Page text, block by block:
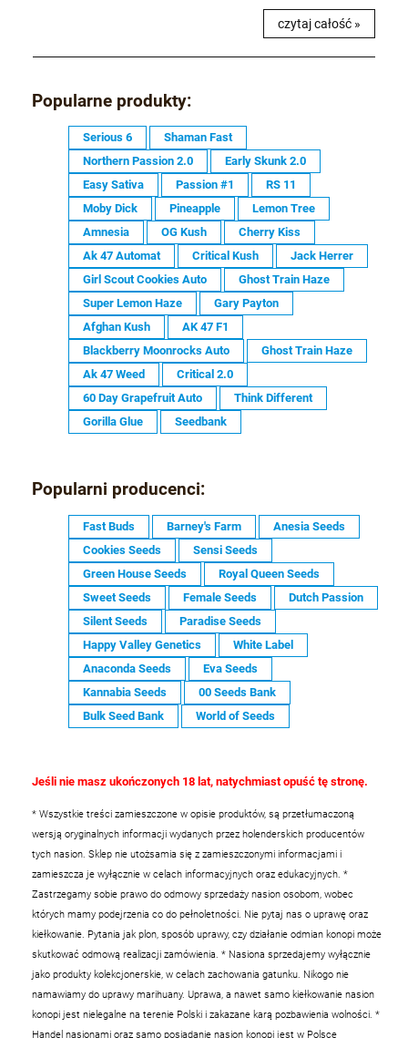
czytaj całość »
Popularne produkty:
Serious 6
Shaman Fast
Northern Passion 2.0
Early Skunk 2.0
Easy Sativa
Passion #1
RS 11
Moby Dick
Pineapple
Lemon Tree
Amnesia
OG Kush
Cherry Kiss
Ak 47 Automat
Critical Kush
Jack Herrer
Girl Scout Cookies Auto
Ghost Train Haze
Super Lemon Haze
Gary Payton
Afghan Kush
AK 47 F1
Blackberry Moonrocks Auto
Ghost Train Haze
Ak 47 Weed
Critical 2.0
60 Day Grapefruit Auto
Think Different
Gorilla Glue
Seedbank
Popularni producenci:
Fast Buds Barney's Farm
Anesia Seeds
Cookies Seeds
Sensi Seeds
Green House Seeds
Royal Queen Seeds
Sweet Seeds
Female Seeds
Dutch Passion
Silent Seeds
Paradise Seeds
Happy Valley Genetics
White Label
Anaconda Seeds
Eva Seeds
Kannabia Seeds
00 Seeds Bank
Bulk Seed Bank
World of Seeds
Jeśli nie masz ukończonych 18 lat, natychmiast opuść tę stronę.
* Wszystkie treści zamieszczone w opisie produktów, są przetłumaczoną
wersją oryginalnych informacji wydanych przez holenderskich producentów
tych nasion. Sklep nie utożsamia się z zamieszczonymi informacjami i
zamieszcza je wyłącznie w celach informacyjnych oraz edukacyjnych. *
Zastrzegamy sobie prawo do odmowy sprzedaży nasion osobom, wobec
których mamy podejrzenia co do pełnoletności. Nie pytaj nas o uprawę oraz
kiełkowanie. Pytania jak plon, sposób uprawy, czy działanie odmian konopi może
skutkować odmową realizacji zamówienia. * Nasiona sprzedajemy wyłącznie
jako produkty kolekcjonerskie, w celach zachowania gatunku. Nikogo nie
namawiamy do uprawy marihuany. Uprawa, a nawet samo kiełkowanie nasion
konopi jest nielegalne na terenie Polski i zakazane karą pozbawienia wolności. *
Handel nasionami oraz samo posiadanie nasion konopi jest w Polsce